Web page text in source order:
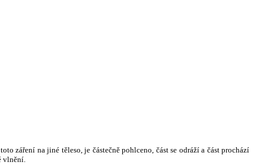
záření na jiné těleso, je částečně pohlceno, část se odráží a část prochází
vlnění.